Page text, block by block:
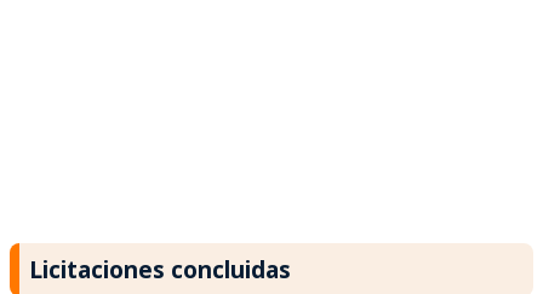
Licitaciones concluidas